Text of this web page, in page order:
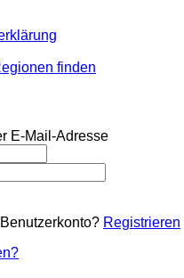
finden
E-Mail-Adresse
Registrieren